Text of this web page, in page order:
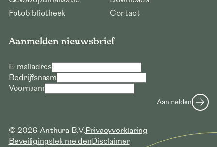
Fotobibliotheek
Contact
Aanmelden nieuwsbrief
E-mailadres
Bedrijfsnaam
Voornaam
Aanmelden
© 2026 Anthura B.V.Privacyverklaring
Beveiligingslek meldenDisclaimer